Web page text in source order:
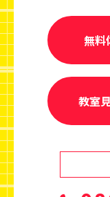
無料
教室